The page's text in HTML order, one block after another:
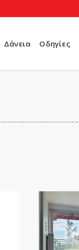
Δάνεια Οδηγίες